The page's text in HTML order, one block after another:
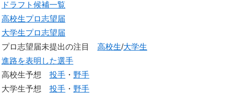
ドラフト候補一覧
高校生プロ志望届
大学生プロ志望届
プロ志望届未提出の注目 高校生/大学生
進路を表明した選手
高校生予想 投手 ・ 野手
大学生予想 投手 ・ 野手